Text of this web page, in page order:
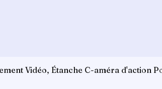
Vidéo, Étanche C-améra d'action